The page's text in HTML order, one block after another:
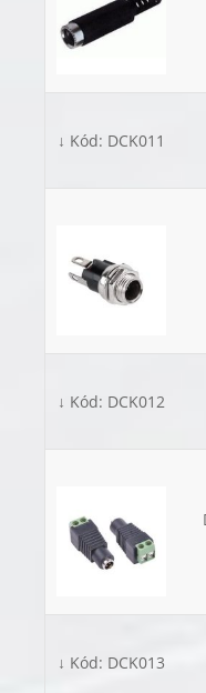
↓ Kód: DCK011
↓ Kód: DCK012
↓ Kód: DCK013